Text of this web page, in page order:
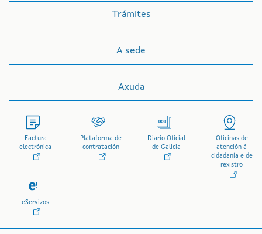
Trámites
A sede
Axuda
Factura
electrónica
Plataforma de
contratación
Diario Oficial
de Galicia
Oficinas de
atención á
cidadanía e de
rexistro
eServizos